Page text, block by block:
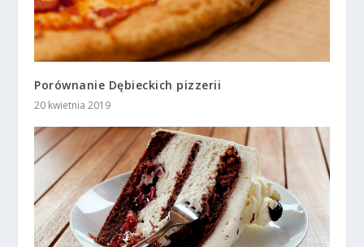
Porównanie Dębieckich pizzerii
20 kwietnia 2019